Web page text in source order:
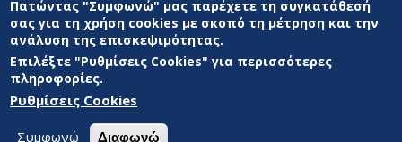
Ανάπτυξης του site(link sends e-mail)
© ΠΑΝΕΠΙΣΤΗΜΙΟ ΑΙΓΑΙΟΥ ΟΡΟΙ ΧΡΗΣΗΣ
ΑΝΑΠΤΥΞΗΣ
Πατώντας "Συμφωνώ" μας παρέχετε τη συγκατάθεσή
σας για τη χρήση cookies με σκοπό τη μέτρηση και την
ανάλυση της επισκεψιμότητας.
Επιλέξτε "Ρυθμίσεις Cookies" για περισσότερες
πληροφορίες.
Ρυθμίσεις Cookies
Συμφωνώ Διαφωνώ